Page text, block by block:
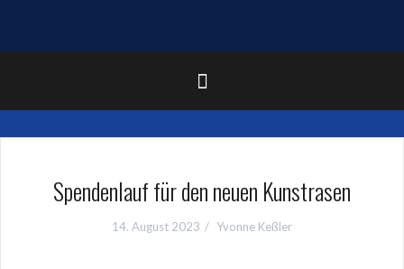
Spendenlauf für den neuen Kunstrasen
14. August 2023 Yvonne Keßler